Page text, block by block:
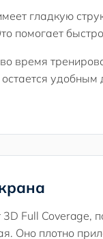
гладкую
помогает
время
удобным
Full Coverage,
Оно плотно